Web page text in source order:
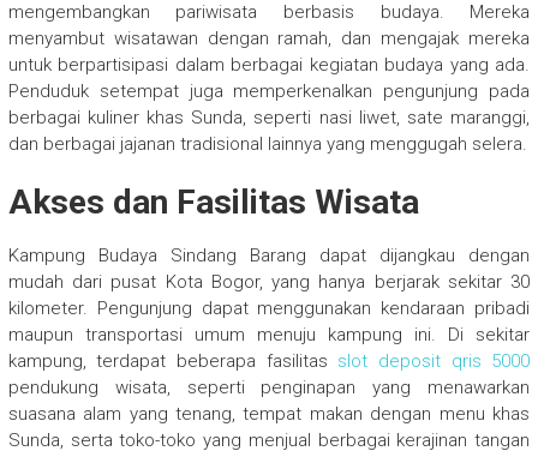
mengembangkan pariwisata berbasis budaya. Mereka
menyambut wisatawan dengan ramah, dan mengajak mereka
untuk berpartisipasi dalam berbagai kegiatan budaya yang ada.
Penduduk setempat juga memperkenalkan pengunjung pada
berbagai kuliner khas Sunda, seperti nasi liwet, sate maranggi,
dan berbagai jajanan tradisional lainnya yang menggugah selera.
Akses dan Fasilitas Wisata
Kampung Budaya Sindang Barang dapat dijangkau dengan
mudah dari pusat Kota Bogor, yang hanya berjarak sekitar 30
kilometer. Pengunjung dapat menggunakan kendaraan pribadi
maupun transportasi umum menuju kampung ini. Di sekitar
kampung, terdapat beberapa fasilitas slot deposit qris 5000
pendukung wisata, seperti penginapan yang menawarkan
suasana alam yang tenang, tempat makan dengan menu khas
Sunda, serta toko-toko yang menjual berbagai kerajinan tangan